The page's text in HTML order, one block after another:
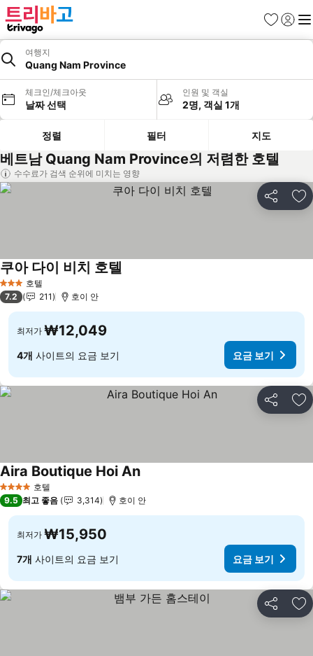
즐겨찾기
로그인
메
여행지
Quang Nam Province
체크인/체크아웃
날짜 선택
인원 및 객실
2명, 객실 1개
정렬 필터 지도
베트남 Quang Nam Province의 저렴한 호텔
수수료가 검색 순위에 미치는 영향
공유 즐
3 성급 호텔
쿠아 다이 비치 호텔
7.2 211 호이 안
최저가 ₩12,049
4개 사이트의 요금 보기 요금 보기
공유 즐
4 성급 호텔
Aira Boutique Hoi An요금 보기
9.5 최고 좋음 3,314 호이 안
최저가 ₩15,950
7개 사이트의 요금 보기 요금 보기
공유 즐